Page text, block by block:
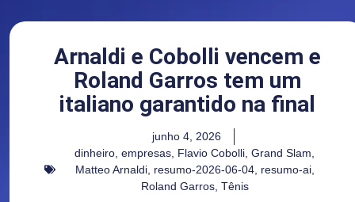
Arnaldi e Cobolli vencem e
Roland Garros tem um
italiano garantido na final
junho 4, 2026
dinheiro empresas Flavio Cobolli Grand Slam
Matteo Arnaldi, resumo-2026-06-04, resumo-ai,
Roland Garros, Tênis